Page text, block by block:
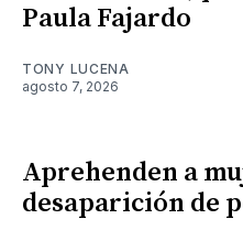
Paula Fajardo
TONY LUCENA
agosto 7, 2026
Aprehenden a
desaparición de